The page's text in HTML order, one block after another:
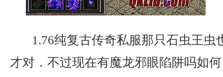
1.76纯复古传奇私服那只石虫王虫
才对．不过现在有魔龙邪眼陷阱吗如